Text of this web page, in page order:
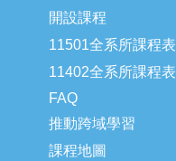
開設課程
11501全系所課程表
11402全系所課程表
FAQ
推動跨域學習
課程地圖